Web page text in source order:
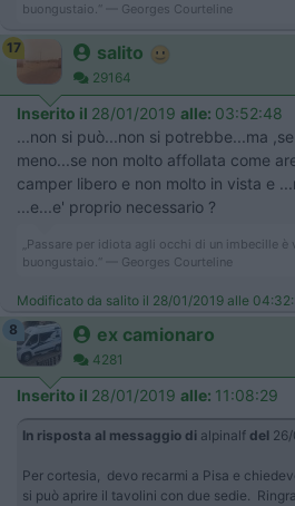
buongustaio.“ — Georges Courteline
17 salito
29164
Inserito il 28/01/2019 alle: 03:52:48
...non si può...non si potrebbe...ma
meno...se non molto affollata come
camper libero e non molto in vista e
...e...e' proprio necessario ?
„Passare per idiota agli occhi di un imbecille
buongustaio.“ — Georges Courteline
Modificato da salito il 28/01/2019 alle
8
ex camionaro
4281
Inserito il 28/01/2019 alle: 11:08:29
In risposta al messaggio di alpinalf del
Per cortesia, devo recarmi a Pisa e
si può aprire il tavolini con due sedie.